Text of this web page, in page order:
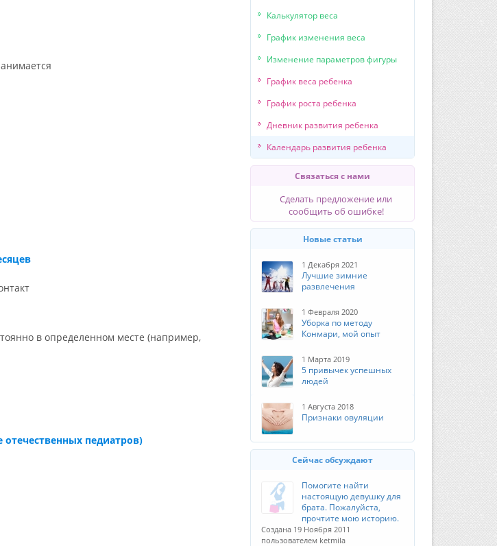
в определенном месте (например,
педиатров)
Калькулятор веса
График изменения веса
Изменение параметров фигуры
График веса ребенка
График роста ребенка
Дневник развития ребенка
Календарь развития ребенка
Связаться с нами
Сделать предложение или
сообщить об ошибке!
Новые статьи
1 Декабря 2021
Лучшие зимние
развлечения
1 Февраля 2020
Уборка по методу
Конмари, мой опыт
1 Марта 2019
5 привычек успешных
людей
1 Августа 2018
Признаки овуляции
Сейчас обсуждают
Помогите найти
настоящую девушку для
брата. Пожалуйста,
прочтите мою историю.
Создана 19 Ноября 2011
пользователем ketmila